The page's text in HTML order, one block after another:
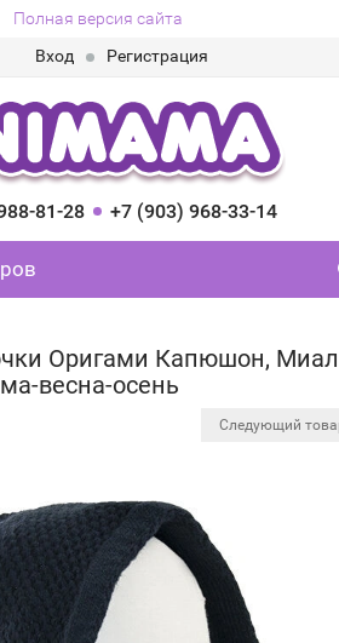
Полная версия сайта
Вход
Регистрация
81-28 +7 (903) 968-33-14
Оригами Капюшон,
весна-осень
Следующий